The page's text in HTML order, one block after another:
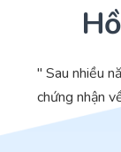
" Sau nhiều
chứng nhận